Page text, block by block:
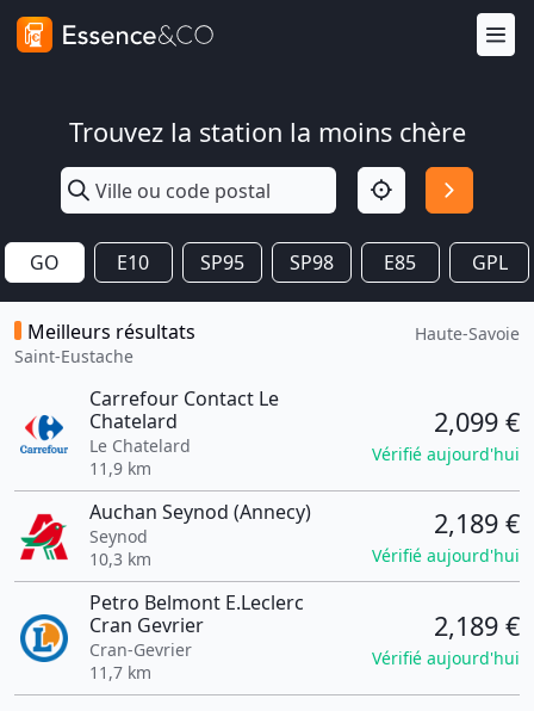
Trouvez la station la moins chère
GO E10 SP95 SP98 E85 GPL
Meilleurs résultats
Saint-Eustache
Haute-Savoie
Carrefour Contact Le
Chatelard
Le Chatelard
11,9 km
2,099 €
Vérifié aujourd'hui
Auchan Seynod (Annecy)
Seynod
10,3 km
2,189 €
Vérifié aujourd'hui
Petro Belmont E.Leclerc
Cran Gevrier
Cran-Gevrier
11,7 km
2,189 €
Vérifié aujourd'hui